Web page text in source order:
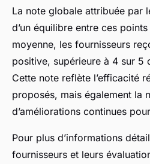
La note globale attribuée par
d’un équilibre entre ces
moyenne, les fournisseurs
positive, supérieure à 4 sur 5
Cette note reflète l’efficacité
proposés, mais également la
d’améliorations continues
Pour plus d’informations
fournisseurs et leurs